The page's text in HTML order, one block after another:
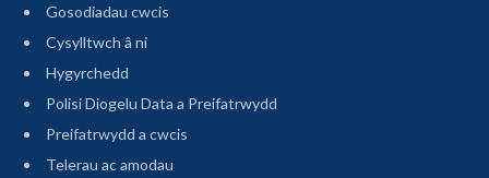
Gosodiadau cwcis
Cysylltwch â ni
Hygyrchedd
Polisi Diogelu Data a Preifatrwydd
Preifatrwydd a cwcis
Telerau ac amodau